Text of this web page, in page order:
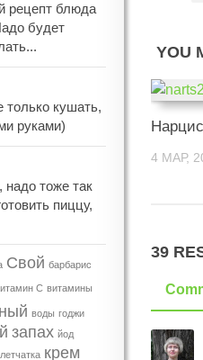
YOU
4 МАР,
39
рецепт блюда
будет
кушать,
руками)
тоже так
пиццу,
Свой барбарис
С витамины
воды годжи
запах йод
крем